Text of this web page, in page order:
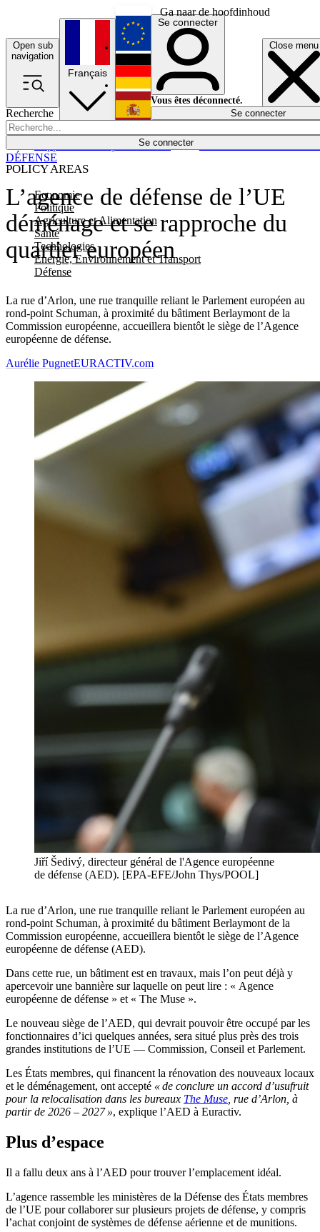
Ga naar de hoofdinhoud
Open sub
navigation
Close menu
Recherche
Se connecter
POLICY AREAS
Economie
Politique
Agriculture et Alimentation
Santé
Technologies
Energie, Environnement et Transport
Défense
Économie
Français
English
Deutsch
Español
Se connecter
Vous êtes déconnecté.
Se connecter
L’agence de défense de l’UE
déménage et se rapproche du
quartier européen
La rue d’Arlon, une rue tranquille reliant le Parlement européen au
rond-point Schuman, à proximité du bâtiment Berlaymont de la
Commission européenne, accueillera bientôt le siège de l’Agence
européenne de défense.
DÉFENSE
Aurélie PugnetEURACTIV.com
Jiří Šedivý, directeur général de l'Agence européenne
de défense (AED). [EPA-EFE/John Thys/POOL]
La rue d’Arlon, une rue tranquille reliant le Parlement européen au
rond-point Schuman, à proximité du bâtiment Berlaymont de la
Commission européenne, accueillera bientôt le siège de l’Agence
européenne de défense (AED).
Dans cette rue, un bâtiment est en travaux, mais l’on peut déjà y
apercevoir une bannière sur laquelle on peut lire : « Agence
européenne de défense » et « The Muse ».
Le nouveau siège de l’AED, qui devrait pouvoir être occupé par les
fonctionnaires d’ici quelques années, sera situé plus près des trois
grandes institutions de l’UE — Commission, Conseil et Parlement.
Les États membres, qui financent la rénovation des nouveaux locaux
et le déménagement, ont accepté « de conclure un accord d’usufruit
pour la relocalisation dans les bureaux The Muse , rue d’Arlon, à
partir de 2026 – 2027 », explique l’AED à Euractiv.
Plus d’espace
Il a fallu deux ans à l’AED pour trouver l’emplacement idéal.
L’agence rassemble les ministères de la Défense des États membres
de l’UE pour collaborer sur plusieurs projets de défense, y compris
l’achat conjoint de systèmes de défense aérienne et de munitions.